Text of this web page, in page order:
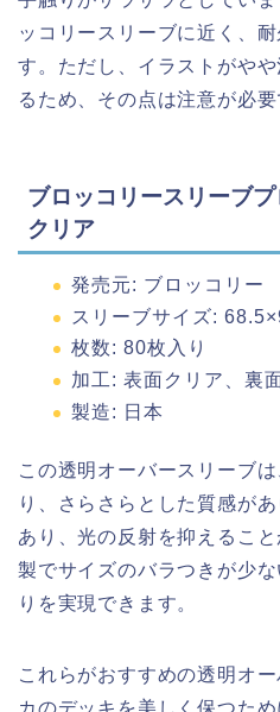
ッコリースリーブに近く、
す。ただし、イラストがや
るため、その点は注意が必要
ブロッコリースリーブ
クリア
発売元: ブロッコリー
スリーブサイズ:
枚数: 80枚入り
加工: 表面クリア、裏
製造: 日本
この透明オーバースリーブ
り、さらさらとした質感が
あり、光の反射を抑えるこ
製でサイズのバラつきが少
りを実現できます。
これらがおすすめの透明オ
カのデッキを美しく保つた